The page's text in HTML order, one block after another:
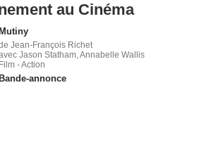
au Cinéma
Mutiny
Jean-François Richet
Jason Statham, Annabelle Wallis
Film - Action
Bande-annonce